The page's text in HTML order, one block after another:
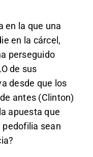
en la que una
en la cárcel,
perseguido
de sus
desde que los
antes (Clinton)
apuesta que
pedofilia sean